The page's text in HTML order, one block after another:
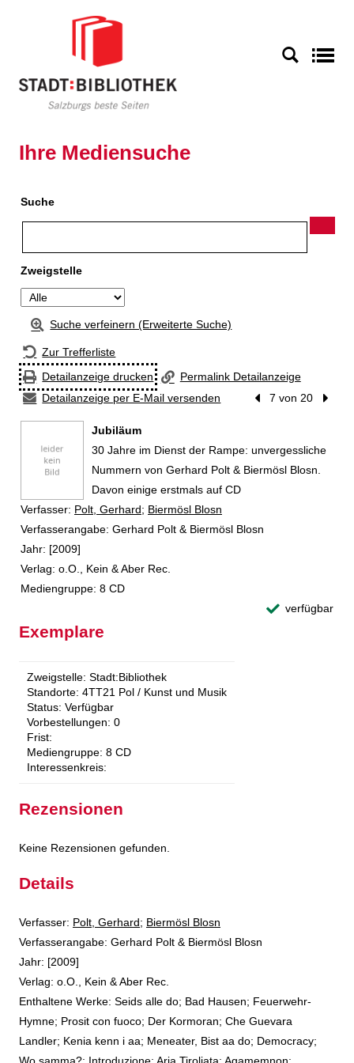
Ihre Mediensuche
Suche
Zweigstelle
Suche verfeinern (Erweiterte Suche)
Zur Trefferliste
Detailanzeige drucken
Permalink Detailanzeige
Detailanzeige per E-Mail versenden
Vorheriger Treffer
7 von 20
Jubiläum
30 Jahre im Dienst der Rampe: unvergessliche
Nummern von Gerhard Polt & Biermösl Blosn.
Davon einige erstmals auf CD
Verfasser: Suche nach diesem Verfasser
Polt, Gerhard; Biermösl Blosn
Verfasserangabe: Gerhard Polt & Biermösl Blosn
Jahr: [2009]
Verlag: o.O., Kein & Aber Rec.
Mediengruppe: 8 CD
verfügbar
Exemplare
Zweigstelle: Stadt:Bibliothek
Standorte: 4TT21 Pol / Kunst und Musik
Status: Verfügbar
Vorbestellungen: 0
Frist:
Mediengruppe: 8 CD
Interessenkreis:
Rezensionen
Keine Rezensionen gefunden.
Details
Verfasser: Suche nach diesem Verfasser
Polt, Gerhard; Biermösl Blosn
Verfasserangabe: Gerhard Polt & Biermösl Blosn
Jahr: [2009]
Verlag: o.O., Kein & Aber Rec.
Enthaltene Werke: Seids alle do; Bad Hausen; Feuerwehr-
Hymne; Prosit con fuoco; Der Kormoran; Che Guevara
Landler; Kenia kenn i aa; Meneater, Bist aa do; Democracy;